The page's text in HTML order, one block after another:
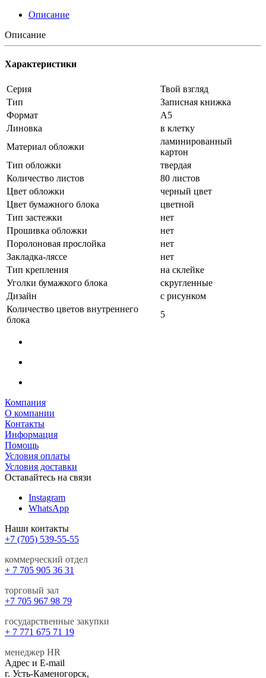
Описание
Описание
Характеристики
Серия
Твой взгляд
Тип
Записная книжка
Формат
А5
Линовка
в клетку
Материал обложки
ламинированный
картон
Тип обложки
твердая
Количество листов
80 листов
Цвет обложки
черный цвет
Цвет бумажного блока
цветной
Тип застежки
нет
Прошивка обложки
нет
Поролоновая прослойка
нет
Закладка-ляссе
нет
Тип крепления
на склейке
Уголки бумажкого блока
скругленные
Дизайн
с рисунком
Количество цветов внутреннего
блока
5
Компания
О компании
Контакты
Информация
Помощь
Условия оплаты
Условия доставки
Оставайтесь на связи
Instagram
WhatsApp
Наши контакты
+7 (705) 539-55-55
коммерческий отдел
+ 7 705 905 36 31
торговый зал
+7 705 967 98 79
государственные закупки
+ 7 771 675 71 19
менеджер HR
Адрес и E-mail
г. Усть-Каменогорск,